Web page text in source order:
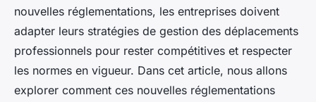
nouvelles réglementations, les entreprises doivent
adapter leurs stratégies de gestion des déplacements
professionnels pour rester compétitives et respecter
les normes en vigueur. Dans cet article, nous allons
explorer comment ces nouvelles réglementations